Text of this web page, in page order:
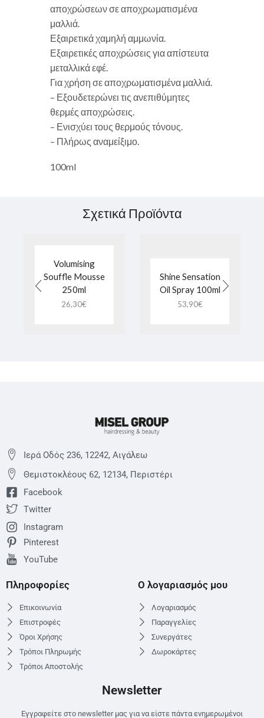
αποχρώσεων σε αποχρωματισμένα
μαλλιά.
Εξαιρετικά χαμηλή αμμωνία.
Εξαιρετικές αποχρώσεις για απίστευτα
μεταλλικά εφέ.
Για χρήση σε αποχρωματισμένα μαλλιά.
– Εξουδετερώνει τις ανεπιθύμητες
θερμές αποχρώσεις.
– Ενισχύει τους θερμούς τόνους.
– Πλήρως αναμείξιμο.
100ml
Σχετικά Προϊόντα
Volumising
Souffle Mousse
250ml
26,30€
Shine Sensation
Oil Spray 100ml
53,90€
Ιερά Οδός 236, 12242, Αιγάλεω
Θεμιστoκλέους 62, 12134, Περιστέρι
Facebook
Twitter
Instagram
Pinterest
YouTube
Πληροφορίες
Επικοινωνία
Επιστροφές
Όροι Χρήσης
Τρόποι Πληρωμής
Τρόποι Αποστολής
Ο λογαριασμός μου
Λογαριασμός
Παραγγελίες
Συνεργάτες
Δωροκάρτες
Newsletter
Εγγραφείτε στο newsletter μας για να είστε πάντα ενημερωμένοι